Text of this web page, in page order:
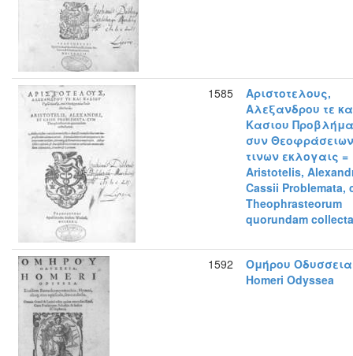
1585
Αριστοτελους,
Αλεξανδρου τε
Κασιου
συν Θεοφράσειων
τινων εκλογαις =
Aristotelis,
Cassii Problemata,
Theophrasteorum
quorundam
1592
Ομήρου
Homeri Odyssea